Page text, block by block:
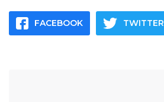
FACEBOOK TWITTER